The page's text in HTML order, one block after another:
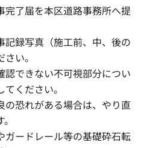
了届を本区道路事務所へ提
記録写真（施工前、中、後の
い。
できない不可視部分につい
ください。
の恐れがある場合は、やり直
ガードレール等の基礎砕石転